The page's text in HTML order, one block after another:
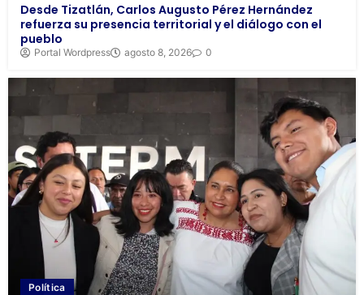
Desde Tizatlán, Carlos Augusto Pérez Hernández
refuerza su presencia territorial y el diálogo con el
pueblo
Portal Wordpress agosto 8, 2026 0
Política